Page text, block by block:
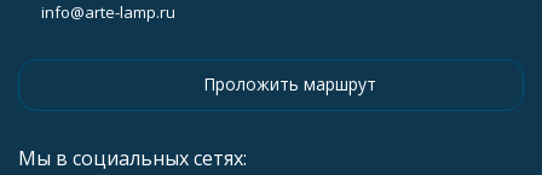
info@arte-lamp.ru
Проложить маршрут
Мы в социальных сетях: